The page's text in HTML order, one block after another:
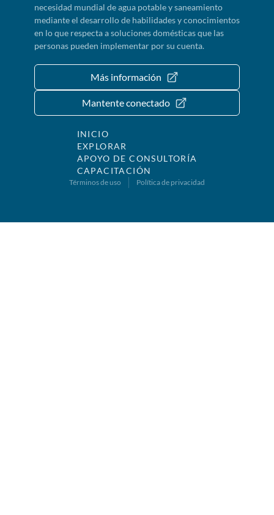
necesidad mundial de agua potable y saneamiento
mediante el desarrollo de habilidades y conocimientos
en lo que respecta a soluciones domésticas que las
personas pueden implementar por su cuenta.
Más información
Mantente conectado
INICIO
EXPLORAR
APOYO DE CONSULTORÍA
CAPACITACIÓN
Términos de uso Política de privacidad